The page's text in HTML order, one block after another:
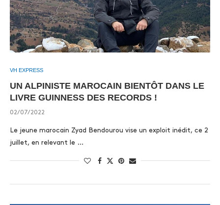
VH EXPRESS
UN ALPINISTE MAROCAIN BIENTÔT DANS LE
LIVRE GUINNESS DES RECORDS !
02/07/2022
Le jeune marocain Zyad Bendourou vise un exploit inédit, ce 2
juillet, en relevant le …